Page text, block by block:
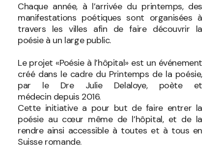
Chaque année, à l’arrivée du printemps, des
manifestations poétiques sont organisées à
travers les villes a­fin de faire découvrir la
poésie à un large public.
Le projet «Poésie à l’hôpital» est un événement
créé dans le cadre du Printemps de la poésie,
par le Dre Julie Delaloye, poète et
médecin depuis 2016.
Cette initiative a pour but de faire entrer la
poésie au cœur même de l’hôpital, et de la
rendre ainsi accessible à toutes et à tous en
Suisse romande.